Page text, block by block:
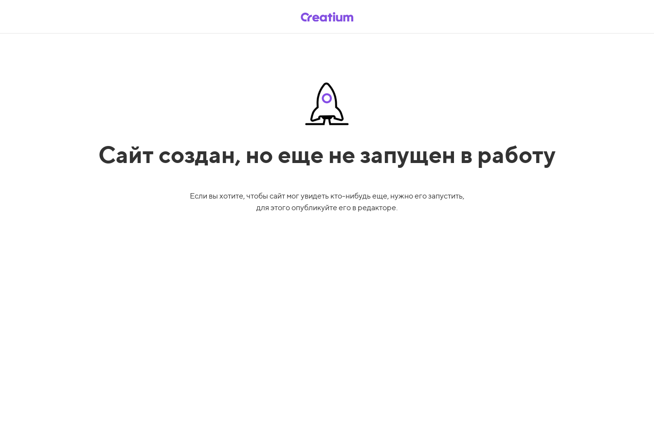
Сайт создан, но еще не запущен в работу
Если вы хотите, чтобы сайт мог увидеть кто-нибудь еще, нужно его запустить,
для этого опубликуйте его в редакторе.